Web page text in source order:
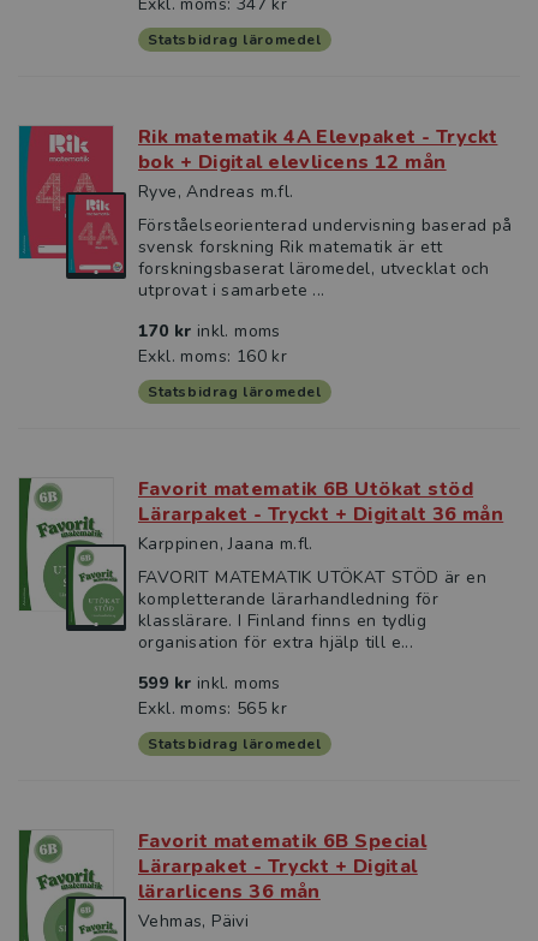
Statsbidrag läromedel
Rik matematik 4A Elevpaket - Tryckt
bok + Digital elevlicens 12 mån
Ryve, Andreas m.fl.
Förståelseorienterad undervisning baserad på
svensk forskning Rik matematik är ett
forskningsbaserat läromedel, utvecklat och
utprovat i samarbete ...
170 kr inkl. moms
Exkl. moms: 160 kr
Statsbidrag läromedel
Favorit matematik 6B Utökat stöd
Lärarpaket - Tryckt + Digitalt 36 mån
Karppinen, Jaana m.fl.
FAVORIT MATEMATIK UTÖKAT STÖD är en
kompletterande lärarhandledning för
klasslärare. I Finland finns en tydlig
organisation för extra hjälp till e...
599 kr inkl. moms
Exkl. moms: 565 kr
Statsbidrag läromedel
Favorit matematik 6B Special
Lärarpaket - Tryckt + Digital
lärarlicens 36 mån
Vehmas, Päivi